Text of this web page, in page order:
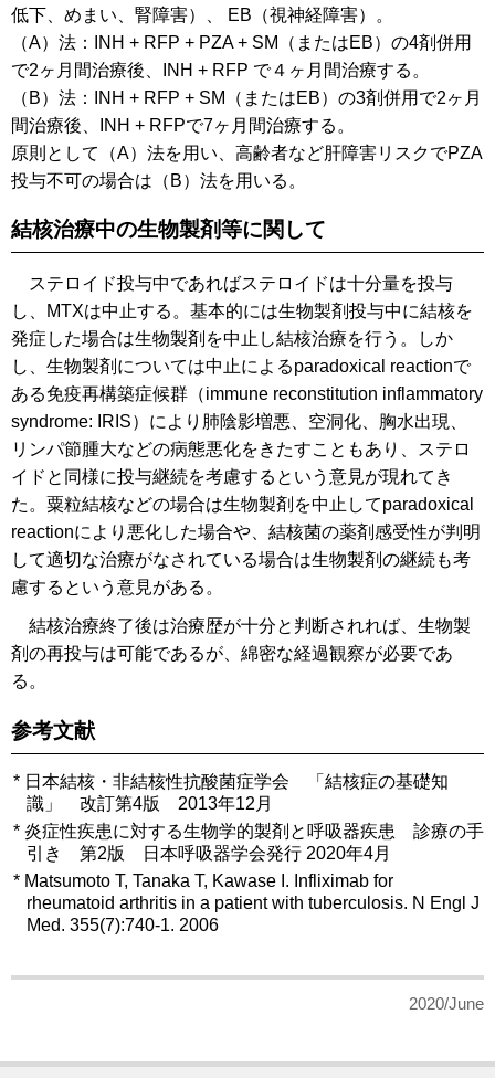
低下、めまい、腎障害）、 EB（視神経障害）。
（A）法：INH + RFP + PZA + SM（またはEB）の4剤併用
で2ヶ月間治療後、INH + RFP で４ヶ月間治療する。
（B）法：INH + RFP + SM（またはEB）の3剤併用で2ヶ月
間治療後、INH + RFPで7ヶ月間治療する。
原則として（A）法を用い、高齢者など肝障害リスクでPZA
投与不可の場合は（B）法を用いる。
結核治療中の生物製剤等に関して
ステロイド投与中であればステロイドは十分量を投与
し、MTXは中止する。基本的には生物製剤投与中に結核を
発症した場合は生物製剤を中止し結核治療を行う。しか
し、生物製剤については中止によるparadoxical reactionで
ある免疫再構築症候群（immune reconstitution inflammatory
syndrome: IRIS）により肺陰影増悪、空洞化、胸水出現、
リンパ節腫大などの病態悪化をきたすこともあり、ステロ
イドと同様に投与継続を考慮するという意見が現れてき
た。粟粒結核などの場合は生物製剤を中止してparadoxical
reactionにより悪化した場合や、結核菌の薬剤感受性が判明
して適切な治療がなされている場合は生物製剤の継続も考
慮するという意見がある。
結核治療終了後は治療歴が十分と判断されれば、生物製
剤の再投与は可能であるが、綿密な経過観察が必要であ
る。
参考文献
* 日本結核・非結核性抗酸菌症学会 「結核症の基礎知
識」 改訂第4版 2013年12月
* 炎症性疾患に対する生物学的製剤と呼吸器疾患 診療の手
引き 第2版 日本呼吸器学会発行 2020年4月
* Matsumoto T, Tanaka T, Kawase I. Infliximab for
rheumatoid arthritis in a patient with tuberculosis. N Engl J
Med. 355(7):740-1. 2006
2020/June